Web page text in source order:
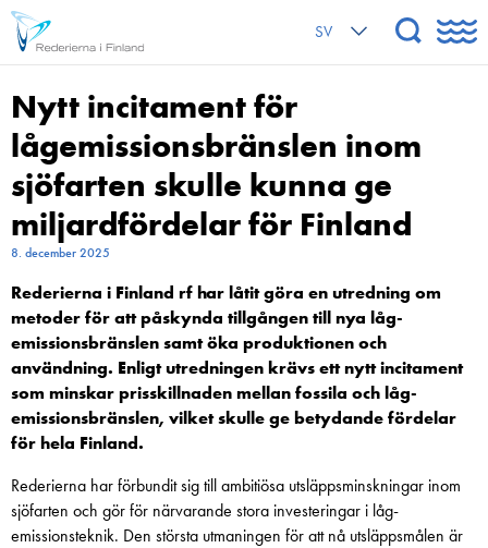
SV
Nytt incitament för
lågemissionsbränslen inom
sjöfarten skulle kunna ge
miljardfördelar för Finland
8. december 2025
Rederierna i Finland rf har låtit göra en utredning om
metoder för att påskynda tillgången till nya låg­
emissionsbränslen samt öka produktionen och
användning. Enligt utredningen krävs ett nytt incitament
som minskar prisskillnaden mellan fossila och låg­
emissionsbränslen, vilket skulle ge betydande fördelar
för hela Finland.
Rederierna har förbundit sig till ambitiösa utsläppsminskningar inom
sjöfarten och gör för närvarande stora investeringar i låg­
emissionsteknik. Den största utmaningen för att nå utsläppsmålen är